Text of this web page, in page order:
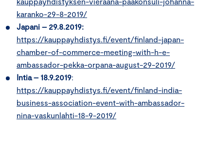
karanko-29-8-2019/
Japani – 29.8.2019:
https://kauppayhdistys.fi/event/finland-japan-
chamber-of-commerce-meeting-with-h-e-
ambassador-pekka-orpana-august-29-2019/
Intia – 18.9.2019:
https://kauppayhdistys.fi/event/finland-india-
business-association-event-with-ambassador-
nina-vaskunlahti-18-9-2019/